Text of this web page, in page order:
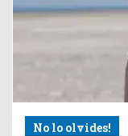
No lo olvides!